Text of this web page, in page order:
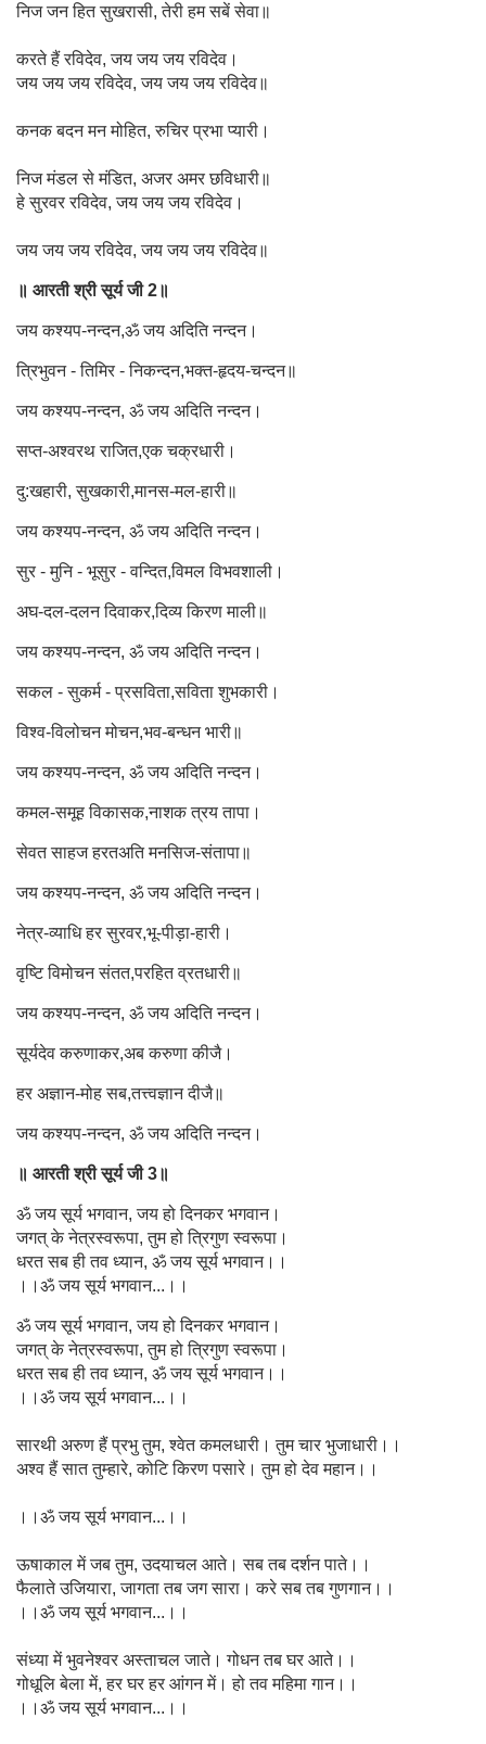
निज जन हित सुखरासी, तेरी हम सबें सेवा॥
करते हैं रविदेव, जय जय जय रविदेव।
जय जय जय रविदेव, जय जय जय रविदेव॥
कनक बदन मन मोहित, रुचिर प्रभा प्यारी।
निज मंडल से मंडित, अजर अमर छविधारी॥
हे सुरवर रविदेव, जय जय जय रविदेव।
जय जय जय रविदेव, जय जय जय रविदेव॥
॥ आरती श्री सूर्य जी 2॥
जय कश्यप-नन्दन,ॐ जय अदिति नन्दन।
त्रिभुवन - तिमिर - निकन्दन,भक्त-हृदय-चन्दन॥
जय कश्यप-नन्दन, ॐ जय अदिति नन्दन।
सप्त-अश्वरथ राजित,एक चक्रधारी।
दु:खहारी, सुखकारी,मानस-मल-हारी॥
जय कश्यप-नन्दन, ॐ जय अदिति नन्दन।
सुर - मुनि - भूसुर - वन्दित,विमल विभवशाली।
अघ-दल-दलन दिवाकर,दिव्य किरण माली॥
जय कश्यप-नन्दन, ॐ जय अदिति नन्दन।
सकल - सुकर्म - प्रसविता,सविता शुभकारी।
विश्व-विलोचन मोचन,भव-बन्धन भारी॥
जय कश्यप-नन्दन, ॐ जय अदिति नन्दन।
कमल-समूह विकासक,नाशक त्रय तापा।
सेवत साहज हरतअति मनसिज-संतापा॥
जय कश्यप-नन्दन, ॐ जय अदिति नन्दन।
नेत्र-व्याधि हर सुरवर,भू-पीड़ा-हारी।
वृष्टि विमोचन संतत,परहित व्रतधारी॥
जय कश्यप-नन्दन, ॐ जय अदिति नन्दन।
सूर्यदेव करुणाकर,अब करुणा कीजै।
हर अज्ञान-मोह सब,तत्त्वज्ञान दीजै॥
जय कश्यप-नन्दन, ॐ जय अदिति नन्दन।
॥ आरती श्री सूर्य जी 3॥
ॐ जय सूर्य भगवान, जय हो दिनकर भगवान।
जगत् के नेत्रस्वरूपा, तुम हो त्रिगुण स्वरूपा।
धरत सब ही तव ध्यान, ॐ जय सूर्य भगवान।।
।।ॐ जय सूर्य भगवान...।।
ॐ जय सूर्य भगवान, जय हो दिनकर भगवान।
जगत् के नेत्रस्वरूपा, तुम हो त्रिगुण स्वरूपा।
धरत सब ही तव ध्यान, ॐ जय सूर्य भगवान।।
।।ॐ जय सूर्य भगवान...।।
सारथी अरुण हैं प्रभु तुम, श्वेत कमलधारी। तुम चार भुजाधारी।।
अश्व हैं सात तुम्हारे, कोटि किरण पसारे। तुम हो देव महान।।
।।ॐ जय सूर्य भगवान...।।
ऊषाकाल में जब तुम, उदयाचल आते। सब तब दर्शन पाते।।
फैलाते उजियारा, जागता तब जग सारा। करे सब तब गुणगान।।
।।ॐ जय सूर्य भगवान...।।
संध्या में भुवनेश्वर अस्ताचल जाते। गोधन तब घर आते।।
गोधूलि बेला में, हर घर हर आंगन में। हो तव महिमा गान।।
।।ॐ जय सूर्य भगवान...।।